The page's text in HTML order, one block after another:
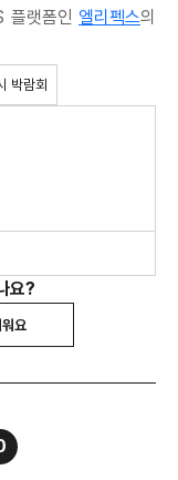
플랫폼인 엘리펙스의
박람회
요?
요